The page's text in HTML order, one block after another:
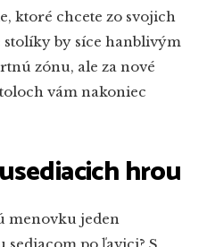
ktoré chcete zo svojich
by síce hanblivým
zónu, ale za nové
vám nakoniec
hrou
menovku jeden